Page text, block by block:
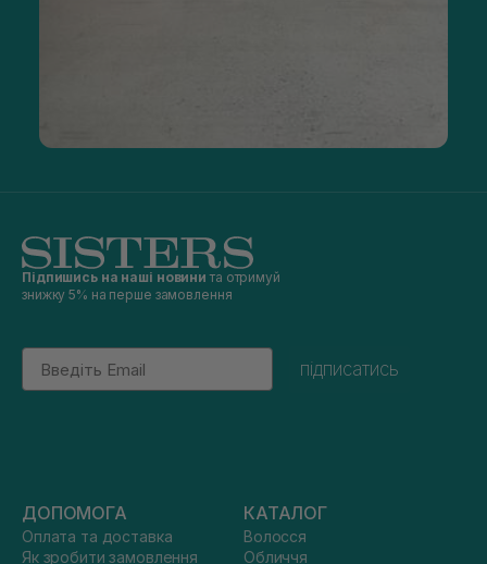
Підпишись на наші новини та отримуй
знижку 5% на перше замовлення
Email
підписатись
ДОПОМОГА
Оплата та доставка
Як зробити замовлення
КАТАЛОГ
Волосся
Обличчя